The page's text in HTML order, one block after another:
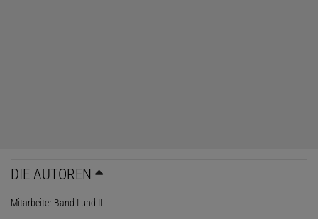
DIE AUTOREN
Mitarbeiter Band I und II